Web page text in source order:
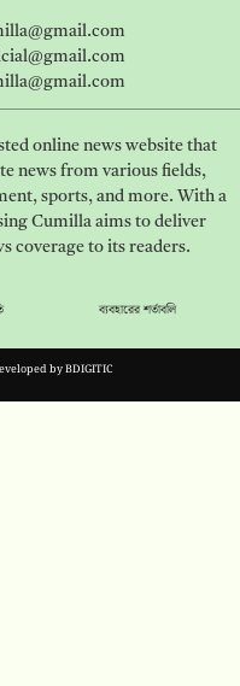
online news website that
news from various fields,
sports, and more. With a
Cumilla aims to deliver
coverage to its readers.
ব্যবহারের শর্তাবলি
byBDIGITIC